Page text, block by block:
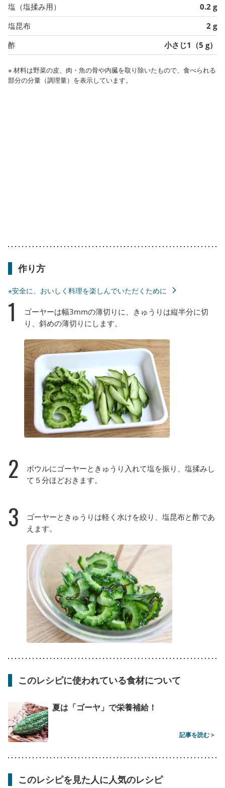
塩（塩揉み用）
0.2 g
塩昆布
2 g
酢
小さじ1（5 g）
※ 材料は野菜の皮、肉・魚の骨や内臓を取り除いたもので、食べられる
部分の分量（調理量）を表示しています。
作り方
※安全に、おいしく料理を楽しんでいただくために
1
ゴーヤーは幅3mmの薄切りに、きゅうりは縦半分に切
り、斜めの薄切りにします。
2
ボウルにゴーヤーときゅうり入れて塩を振り、塩揉みし
て５分ほどおきます。
3
ゴーヤーときゅうりは軽く水けを絞り、塩昆布と酢であ
えます。
このレシピに使われている食材について
夏は「ゴーヤ」で栄養補給！
記事を読む >
このレシピを見た人に人気のレシピ